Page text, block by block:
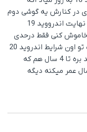
در کنارش یه گوشی دوم
داشتی که به. A16 فشارنیاوردی تازه شاید نهایت اندرووید 19
2 سال گوشی رو خاموش کنی فقط درحدی
که باطری نخوابه چند دیقه روشن کنی تازه تو اون شرایط اندروید 20
رو میکشه بابا همون note 14 5G رو بگیرید بره تا 4 سال هم که